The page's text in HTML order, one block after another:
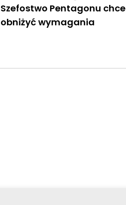
Szefostwo Pentagonu chce
obniżyć wymagania